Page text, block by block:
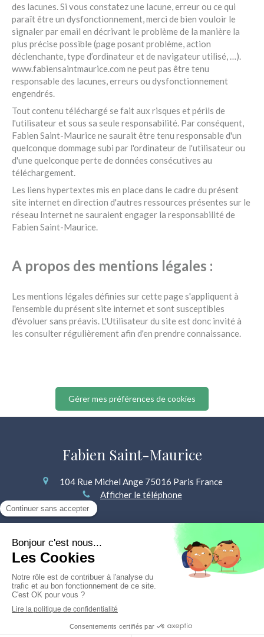
des lacunes. Si vous constatez une lacune, erreur ou ce qui
paraît être un dysfonctionnement, merci de bien vouloir le
signaler par email en décrivant le problème de la manière la
plus précise possible (page posant problème, action
déclenchante, type d’ordinateur et de navigateur utilisé, …).
www.fabiensaintmaurice.com ne peut pas être tenu
responsable des lacunes, erreurs ou dysfonctionnement
engendrés.
Tout contenu téléchargé se fait aux risques et périls de
l'utilisateur et sous sa seule responsabilité. Par conséquent,
Fabien Saint-Maurice ne saurait être tenu responsable d'un
quelconque dommage subi par l'ordinateur de l'utilisateur ou
d'une quelconque perte de données consécutives au
téléchargement.
Les liens hypertextes mis en place dans le cadre du présent
site internet en direction d'autres ressources présentes sur le
réseau Internet ne sauraient engager la responsabilité de
Fabien Saint-Maurice.
A propos des mentions légales :
Les mentions légales définies sur cette page s'appliquent à
l'ensemble du présent site internet et sont susceptibles
d'évoluer sans préavis. L'Utilisateur du site est donc invité à
les consulter régulièrement afin d'en prendre connaissance.
Gérer mes préférences de cookies
Fabien Saint-Maurice
104 Rue Michel Ange 75016 Paris France
Afficher le téléphone
Mentions légales
©2023 Fabien Saint-Maurice - Hypnothérapie Sexothérapie